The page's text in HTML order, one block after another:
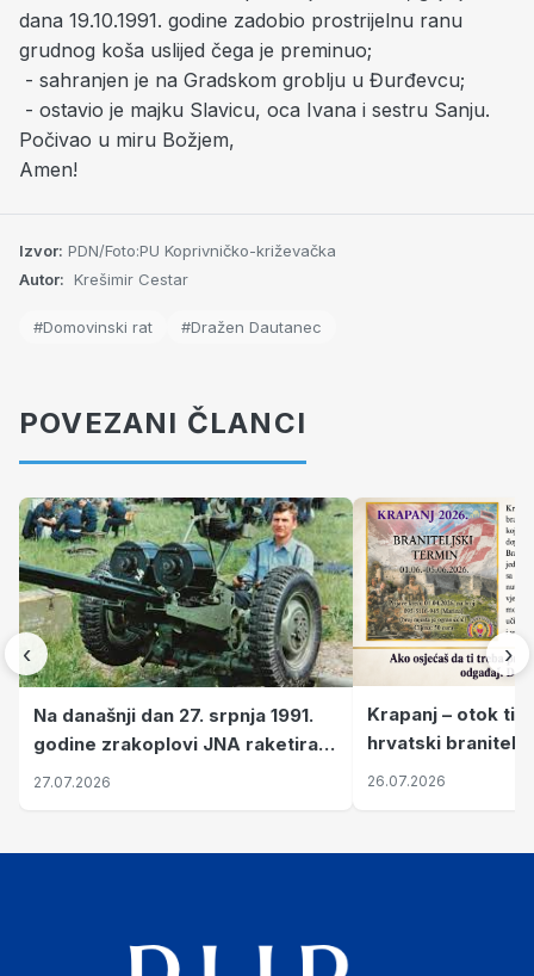
dana 19.10.1991. godine zadobio prostrijelnu ranu
grudnog koša uslijed čega je preminuo;
- sahranjen je na Gradskom groblju u Đurđevcu;
- ostavio je majku Slavicu, oca Ivana i sestru Sanju.
Počivao u miru Božjem,
Amen!
Izvor: PDN/Foto:PU Koprivničko-križevačka
Autor: Krešimir Cestar
#Domovinski rat #Dražen Dautanec
POVEZANI ČLANCI
‹
Na današnji dan 27. srpnja 1991.
godine zrakoplovi JNA raketirali
su vojarnu i obučni centar "Nikola
27.07.2026
Krapanj – otok
hrvatski branitelji
pronalaze mir
26.07.2026
›